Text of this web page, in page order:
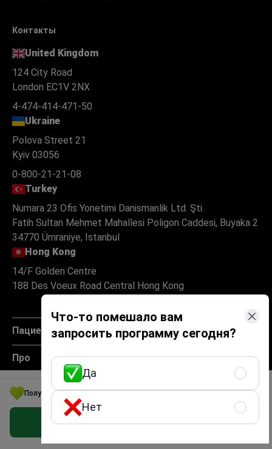
Получите выгодное медицинское решение в Болгария
Получить предложение бесплатно
Что-то помешало вам
запросить программу сегодня?
Да
Нет
Контакты
United Kingdom
124 City Road
London EC1V 2NX
4-474-414-471-50
Ukraine
Polova Street 21
Kyiv 03056
0-800-21-21-08
Turkey
Numara 23 Ofis Yonetimi Danismanlik Ltd. Şti.
Fatih Sultan Mehmet Mahallesi Poligon Caddesi, Buyaka 2
34770 Ümraniye, Istanbul
Hong Kong
14/F Golden Centre
188 Des Voeux Road Central Hong Kong
Пациенту
Про
Партнерам